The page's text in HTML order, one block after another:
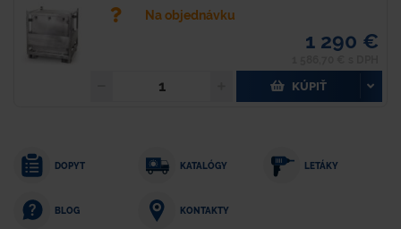
Na objednávku
1 290 €
KÚPIŤ
DOPYT KATALÓGY LETÁKY
BLOG KONTAKTY